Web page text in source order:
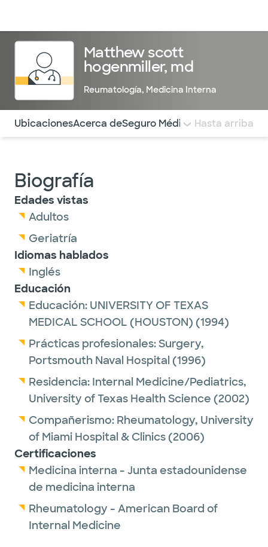
Matthew scott
hogenmiller, md
Reumatología, Medicina Interna
Utilice esta navegación para saltar rápidamente a
UbicacionesAcerca deSeguro Médico COMENTARIOS
Hasta arriba
Biografía
Edades vistas
Adultos
Geriatría
Idiomas hablados
Inglés
Educación
Educación: UNIVERSITY OF TEXAS
MEDICAL SCHOOL (HOUSTON) (1994)
Prácticas profesionales:Surgery,
Portsmouth Naval Hospital (1996)
Residencia: Internal Medicine/Pediatrics,
University of Texas Health Science (2002)
Compañerismo: Rheumatology, University
of Miami Hospital & Clinics(2006)
Certificaciones
Medicina interna - Junta estadounidense
de medicina interna
Rheumatology - American Board of
Internal Medicine